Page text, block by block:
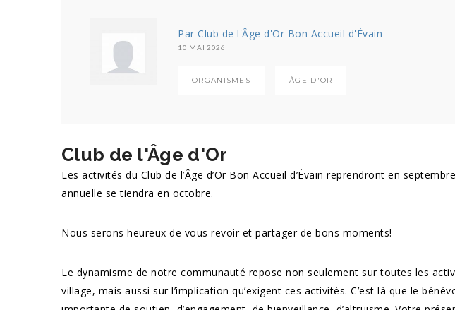
Par Club de l'Âge d'Or Bon Accueil d'Évain
10 MAI 2026
ORGANISMES ÂGE D'OR
Club de l'Âge d'Or
Les activités du Club de l’Âge d’Or Bon Accueil d’Évain reprendront en
annuelle se tiendra en octobre.
Nous serons heureux de vous revoir et partager de bons moments!
Le dynamisme de notre communauté repose non seulement sur toutes les
village, mais aussi sur l’implication qu’exigent ces activités. C’est là que le